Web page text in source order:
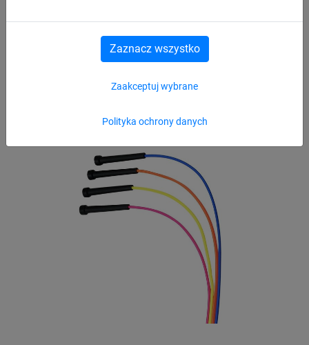
Polityka ochrony danych
Zaakceptuj wybrane
Zaznacz wszystko